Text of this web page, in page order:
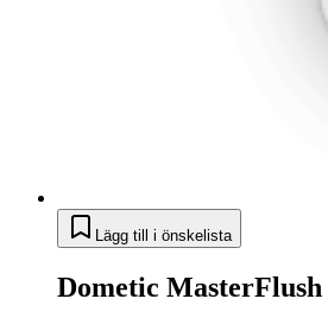
Lägg till i önskelista
Dometic MasterFlush